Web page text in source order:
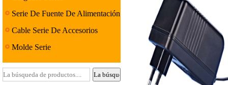
Serie De Fuente De Alimentación
Lineal
Cable Serie De Accesorios
Molde Serie